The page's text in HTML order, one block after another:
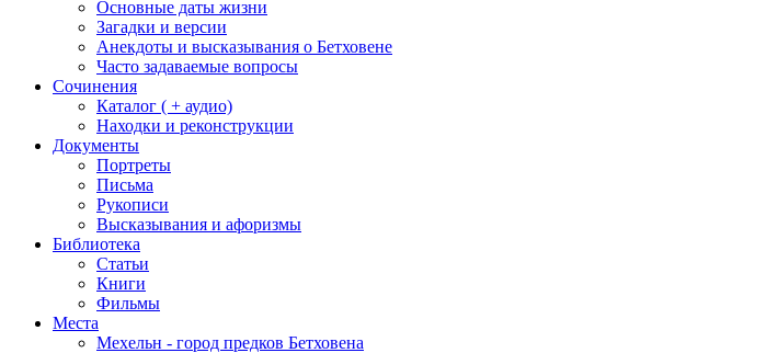
Основные даты жизни
Загадки и версии
Анекдоты и высказывания о Бетховене
Часто задаваемые вопросы
Сочинения
Каталог ( + аудио)
Находки и реконструкции
Документы
Портреты
Письма
Рукописи
Высказывания и афоризмы
Библиотека
Статьи
Книги
Фильмы
Места
Мехельн - город предков Бетховена